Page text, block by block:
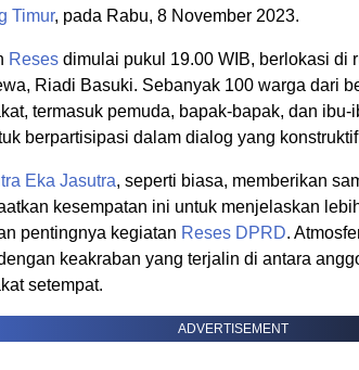
Timur, pada Rabu, 8 November 2023.
Reses dimulai pukul 19.00 WIB, berlokasi di
Riadi Basuki. Sebanyak 100 warga dari
termasuk pemuda, bapak-bapak, dan ibu-
berpartisipasi dalam dialog yang
Eka Jasutra, seperti biasa, memberikan
kesempatan ini untuk menjelaskan
pentingnya kegiatan Reses DPRD.
keakraban yang terjalin di antara
setempat.
ADVERTISEMENT